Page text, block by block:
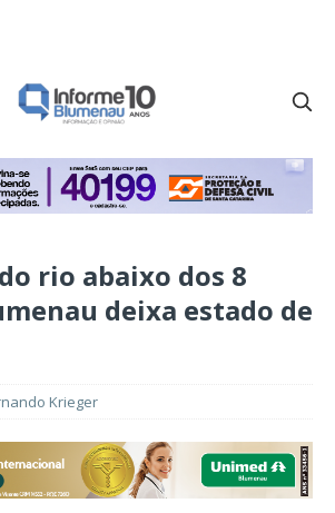
rio abaixo dos 8
deixa estado de
Krieger